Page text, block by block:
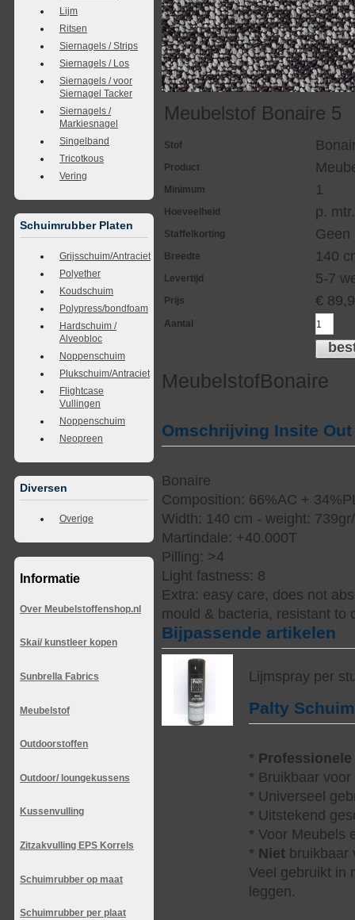
Lijm
Ritsen
Siernagels / Strips
Siernagels / Los
Siernagels / voor
Siernagel Tacker
Siernagels /
Markiesnagel
Singelband
Tricotkous
Vering
Schuimrubber Platen
Grijsschuim/Antraciet
Polyether
Koudschuim
Polypress/bondfoam
Hardschuim /
Alveobloc
Noppenschuim
Plukschuim/Antraciet
Flightcase
Vullingen
Noppenschuim
Neopreen
Diversen
Overige
Informatie
Over Meubelstoffenshop.nl
Skai/ kunstleer kopen
Sunbrella Fabrics
Meubelstof
Outdoorstoffen
Outdoor/ loungekussens
Kussenvulling
Zitzakvulling EPS Korrels
Schuimrubber op maat
Schuimrubber per plaat
Meubelstof Bonaire 5
Stof
Product
Minimum 1
Hoeveelheid p. mtr.
Staffelkorting Geen
Breedte 140
Levertijd 5-7
Prijs €
Aantal
MeubelstofBonaire
Omschrijving Insite Out
Bonaire
Composition: 66%AC +
Width: 140 cm - weight:
Martindale: +40.000T
Pilling: >4
Light fastness: 8
Extra: easy care, does not
mould & bacteria, resistant to
Bijpassende artikelen
Lijmspray per
Palty
* Professionele
* Bruikbaar
* Universeel
* Uitstekend
* Voor Meubels
* Niet bruikbaar
Veel gebruikt in
leggen.